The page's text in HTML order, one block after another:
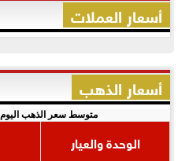
أسعار العملات
أسعار الذهب
متوسط سعر الذهب اليوم
الوحدة والعيار